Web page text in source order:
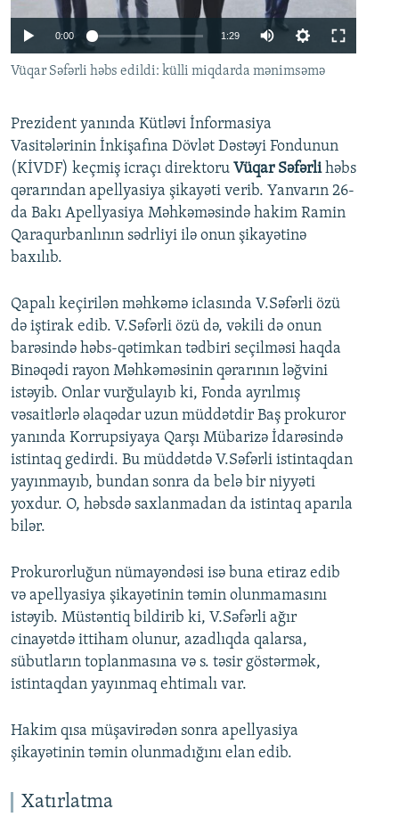
AZADLIQRADIOSU MOBIL TELEFONUNUZDA
XƏBƏR BÜLLETENLƏRIMIZ
RFE/RL-in bütün saytları
Auto 240p 360p 480p
720p 1080p
0:00 1:29 Auto
1080p
Vüqar Səfərli həbs edildi: külli miqdarda mənimsəmə
Prezident yanında Kütləvi İnformasiya
Vasitələrinin İnkişafına Dövlət Dəstəyi Fondunun
(KİVDF) keçmiş icraçı direktoru Vüqar Səfərlihəbs
qərarından apellyasiya şikayəti verib. Yanvarın 26-
da Bakı Apellyasiya Məhkəməsində hakim Ramin
Qaraqurbanlının sədrliyi ilə onun şikayətinə
baxılıb.
Qapalı keçirilən məhkəmə iclasında V.Səfərli özü
də iştirak edib. V.Səfərli özü də, vəkili də onun
barəsində həbs-qətimkan tədbiri seçilməsi haqda
Binəqədi rayon Məhkəməsinin qərarının ləğvini
istəyib. Onlar vurğulayıb ki, Fonda ayrılmış
vəsaitlərlə əlaqədar uzun müddətdir Baş prokuror
yanında Korrupsiyaya Qarşı Mübarizə İdarəsində
istintaq gedirdi. Bu müddətdə V.Səfərli istintaqdan
yayınmayıb, bundan sonra da belə bir niyyəti
yoxdur. O, həbsdə saxlanmadan da istintaq aparıla
bilər.
Prokurorluğun nümayəndəsi isə buna etiraz edib
və apellyasiya şikayətinin təmin olunmamasını
istəyib. Müstəntiq bildirib ki, V.Səfərli ağır
cinayətdə ittiham olunur, azadlıqda qalarsa,
sübutların toplanmasına və s. təsir göstərmək,
istintaqdan yayınmaq ehtimalı var.
Hakim qısa müşavirədən sonra apellyasiya
şikayətinin təmin olunmadığını elan edib.
Xatırlatma